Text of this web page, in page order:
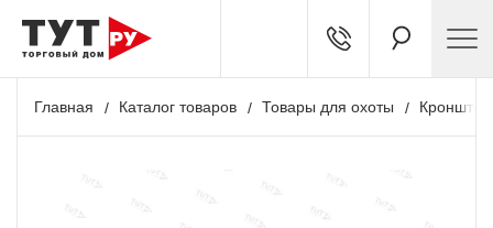
Главная Каталог товаров Товары для охоты